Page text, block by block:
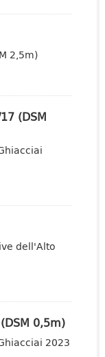
2,5m)
(DSM
dell'Alto
0,5m)
2023